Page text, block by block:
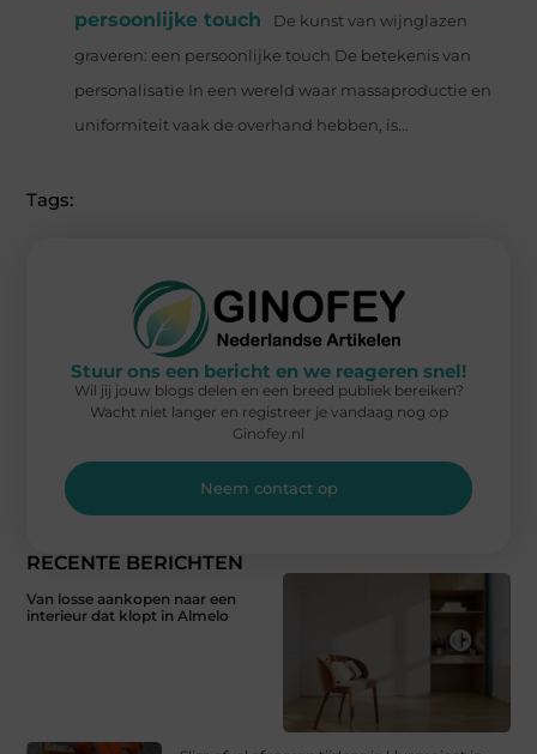
persoonlijke touch
De kunst van wijnglazen
graveren: een persoonlijke touch De betekenis van
personalisatie In een wereld waar massaproductie en
uniformiteit vaak de overhand hebben, is...
Tags:
RECENTE BERICHTEN
Van losse aankopen naar een
interieur dat klopt in Almelo
Stuur ons een bericht en we reageren snel!
Wil jij jouw blogs delen en een breed publiek bereiken?
Wacht niet langer en registreer je vandaag nog op
Ginofey.nl
Neem contact op